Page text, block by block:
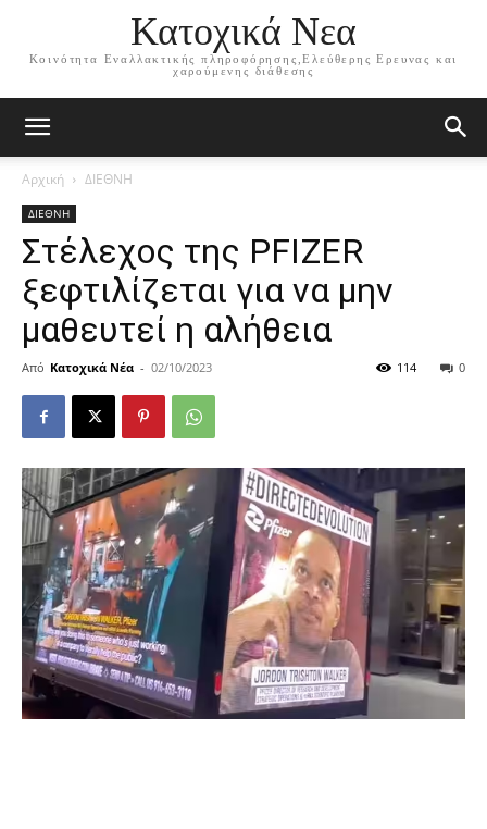
Κατοχικά Νεα
Κοινότητα Εναλλακτικής πληροφόρησης,Ελεύθερης Ερευνας και
χαρούμενης διάθεσης
Αρχική ΔΙΕΘΝΗ
ΔΙΕΘΝΗ
Στέλεχος της PFIZER
ξεφτιλίζεται για να μην
μαθευτεί η αλήθεια
Από Κατοχικά Νέα - 02/10/2023 0
114